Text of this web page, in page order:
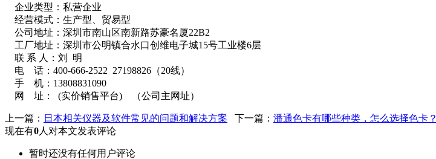
企业类型：私营企业
经营模式：生产型、贸易型
公司地址：深圳市南山区南新路苏豪名厦22B2
工厂地址：深圳市公明镇合水口创维电子城15号工业楼6层
联 系 人：刘 明
电 话：400-666-2522 27198826（20线）
手 机：13808831090
网 址：
(实价销售平台) （公司主网址）
上一篇： 日本相关仪器及软件常见的问题和解决方案 下一篇： 潘通色卡有哪些种类，怎么选择色卡？
现在有0人对本文发表评论
暂时还没有任何用户评论